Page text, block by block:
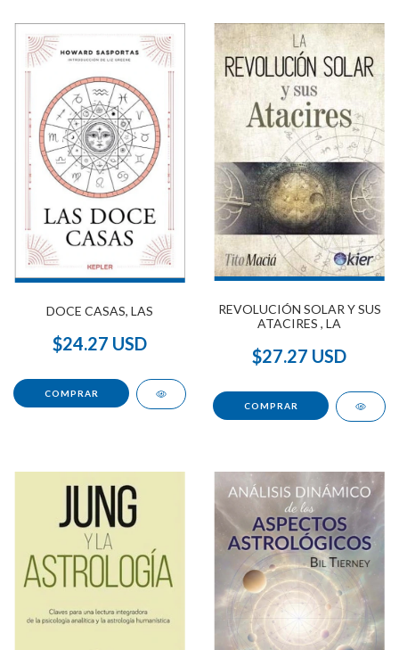
DOCE CASAS, LAS
$24.27 USD
REVOLUCIÓN SOLAR Y SUS
ATACIRES , LA
$27.27 USD